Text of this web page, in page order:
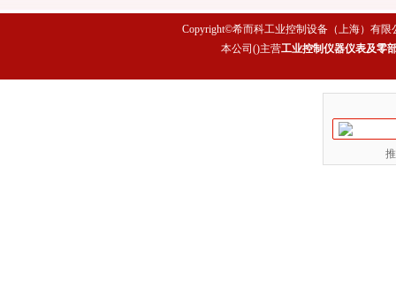
Copyright©希而科工业控制设备（上海）有限
本公司()主营工业控制仪器仪表及零